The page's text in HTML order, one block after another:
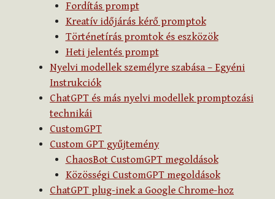
Fordítás prompt
Kreatív időjárás kérő promptok
Történetírás promtok és eszközök
Heti jelentés prompt
Nyelvi modellek személyre szabása – Egyéni
Instrukciók
ChatGPT és más nyelvi modellek promptozási
technikái
CustomGPT
Custom GPT gyűjtemény
ChaosBot CustomGPT megoldások
Közösségi CustomGPT megoldások
ChatGPT plug-inek a Google Chrome-hoz